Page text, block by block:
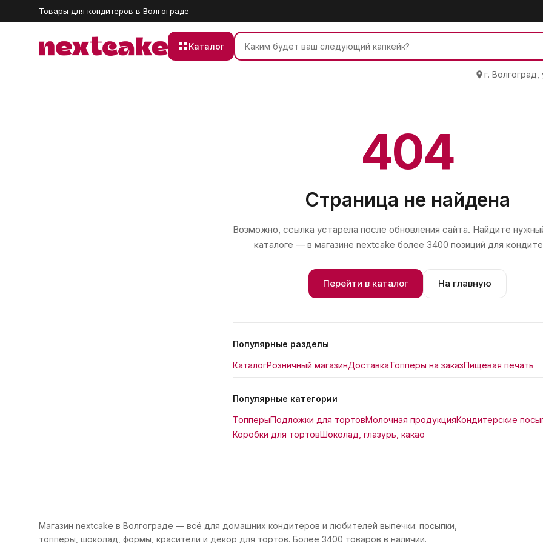
Товары для кондитеров в Волгограде
Каталог
г.
404
Страница не найдена
Возможно, ссылка устарела после обновления сайта. Найдите
каталоге — в магазине nextcake более 3400 позиций для
Перейти в каталог На главную
Популярные разделы
КаталогРозничный магазинДоставкаТопперы на заказПищевая печать
Популярные категории
ТопперыПодложки для тортовМолочная продукцияКондитерские
Коробки для тортовШоколад, глазурь, какао
Магазин nextcake в Волгограде — всё для домашних кондитеров и любителей выпечки: посыпки,
топперы, шоколад, формы, красители и декор для тортов. Более 3400 товаров в наличии.